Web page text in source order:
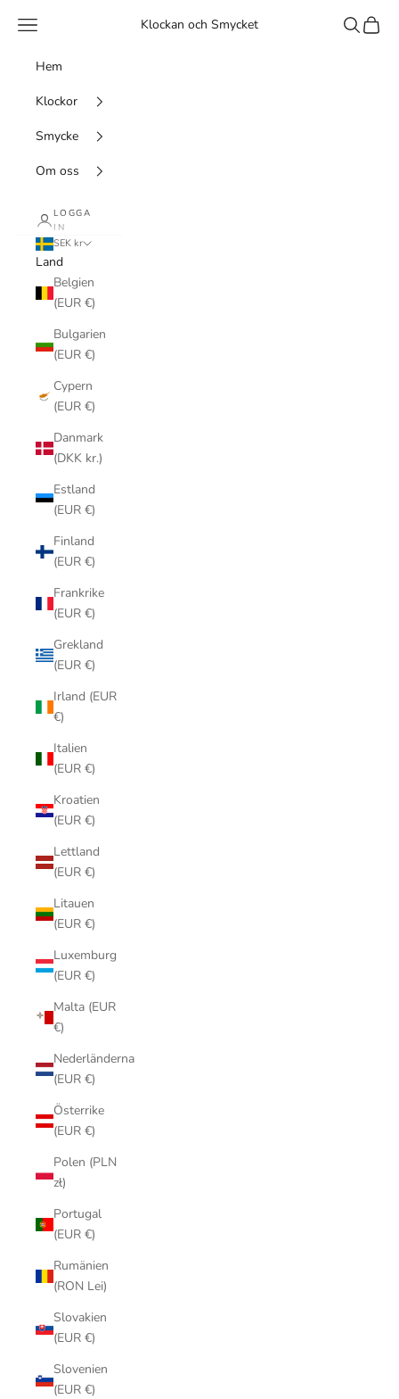
Klockan och Smycket
Meny Sök
Hem
Klockor
Smycke
Om oss
LOGGA
IN
SEK kr
Land
Belgien
(EUR €)
Bulgarien
(EUR €)
Cypern
(EUR €)
Danmark
(DKK kr.)
Estland
(EUR €)
Finland
(EUR €)
Frankrike
(EUR €)
Grekland
(EUR €)
Irland (EUR
€)
Italien
(EUR €)
Kroatien
(EUR €)
Lettland
(EUR €)
Litauen
(EUR €)
Luxemburg
(EUR €)
Malta (EUR
€)
Nederländerna
(EUR €)
Österrike
(EUR €)
Polen (PLN
zł)
Portugal
(EUR €)
Rumänien
(RON Lei)
Slovakien
(EUR €)
Slovenien
(EUR €)